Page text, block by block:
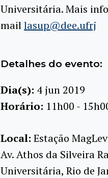
Universitária. Mais
maillasup@dee.ufrj
Detalhes do evento:
Dia(s): 4 jun 2019
Horário: 11h00 -
Local: Estação
Av. Athos da Silveira
Universitária, Rio de